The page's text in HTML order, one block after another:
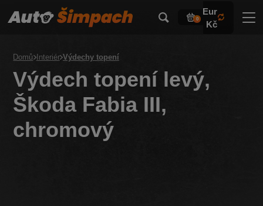
0
Eur
Kč
Domů Interiér Výdechy topení
Výdech topení levý,
Škoda Fabia III,
chromový